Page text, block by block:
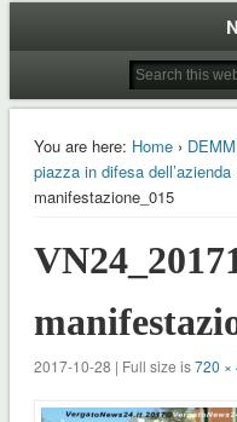
You are here: Home›
piazza in difesa dell’azienda
manifestazione_015
2017-10-28 | Full size is720 ×